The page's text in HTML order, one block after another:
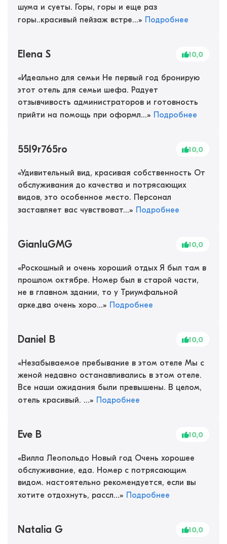
шума и суеты. Горы, горы и еще раз
горы..красивый пейзаж встре...» Подробнее
Elena S 10,0
«Идеально для семьи Не первый год бронирую
этот отель для семьи шефа. Радует
отзывчивость администраторов и готовность
прийти на помощь при оформл...» Подробнее
55l9r765ro 10,0
«Удивительный вид, красивая собственность От
обслуживания до качества и потрясающих
видов, это особенное место. Персонал
заставляет вас чувствоват...» Подробнее
GianluGMG 10,0
«Роскошный и очень хороший отдых Я был там в
прошлом октябре. Номер был в старой части,
не в главном здании, то у Триумфальной
арке.два очень хоро...» Подробнее
Daniel B 10,0
«Незабываемое пребывание в этом отеле Мы с
женой недавно останавливались в этом отеле.
Все наши ожидания были превышены. В целом,
отель красивый. ...» Подробнее
Eve B 10,0
«Вилла Леопольдо Новый год Очень хорошее
обслуживание, еда. Номер с потрясающим
видом. настоятельно рекомендуется, если вы
хотите отдохнуть, рассл...» Подробнее
Natalia G 10,0